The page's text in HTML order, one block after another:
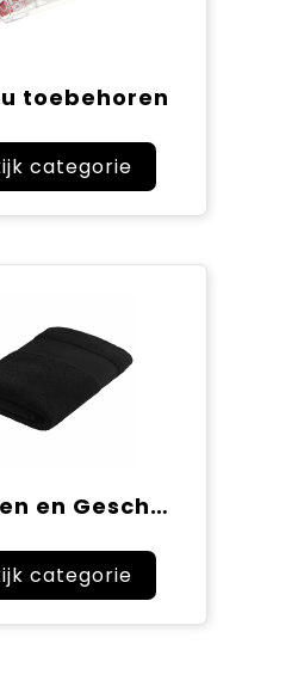
toebehoren
categorie
Post, Pen en Geschenkverpakkingen
categorie